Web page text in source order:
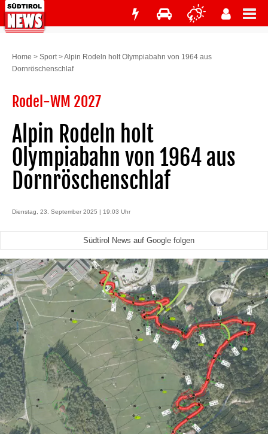
Home > Sport>Alpin Rodeln holt Olympiabahn von 1964 aus
Dornröschenschlaf
Rodel-WM 2027
Alpin Rodeln holt
Olympiabahn von 1964 aus
Dornröschenschlaf
Dienstag, 23. September 2025 | 19:03 Uhr
Südtirol News auf Google folgen